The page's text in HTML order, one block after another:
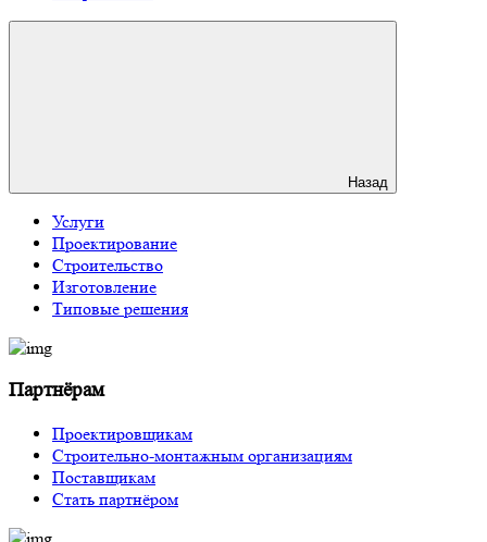
Назад
Услуги
Проектирование
Строительство
Изготовление
Типовые решения
Партнёрам
Проектировщикам
Строительно-монтажным организациям
Поставщикам
Стать партнёром